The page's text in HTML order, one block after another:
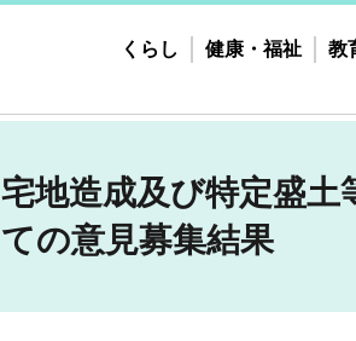
くらし 健康・福祉 教
宅地造成及び特定盛
ての意見募集結果